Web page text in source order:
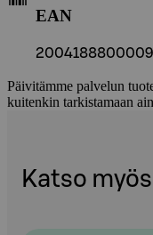
EAN
2004188800009
Päivitämme palvelun
kuitenkin tarkistamaan
Katso myös